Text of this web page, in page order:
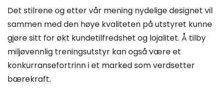
Det stilrene og etter vår mening nydelige designet vil
sammen med den høye kvaliteten på utstyret kunne
gjøre sitt for økt kundetilfredshet og lojalitet. Å tilby
miljøvennlig treningsutstyr kan også være et
konkurransefortrinn i et marked som verdsetter
bærekraft.